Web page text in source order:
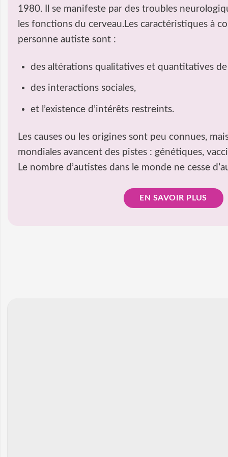
1980. Il se manifeste par des troubles
les fonctions du cerveau.Les caractéristiques à
personne autiste sont :
des altérations qualitatives et quantitatives
des interactions sociales,
et l’existence d’intérêts restreints.
Les causes ou les origines sont peu connues,
mondiales avancent des pistes : génétiques,
Le nombre d’autistes dans le monde ne cesse
EN SAVOIR PLUS